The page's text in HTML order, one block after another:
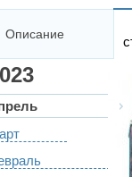
Описание